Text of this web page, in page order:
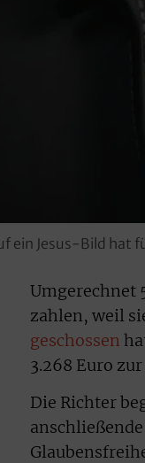
ein Jesus-Bild hat
Umgerechnet
zahlen, weil
geschossen
3.268 Euro
Die Richter